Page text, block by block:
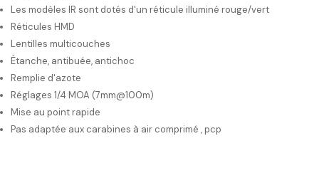
Les modèles IR sont dotés d'un réticule illuminé rouge/vert
Réticules HMD
Lentilles multicouches
Étanche, antibuée, antichoc
Remplie d'azote
Réglages 1/4 MOA (7mm@100m)
Mise au point rapide
Pas adaptée aux carabines à air comprimé , pcp